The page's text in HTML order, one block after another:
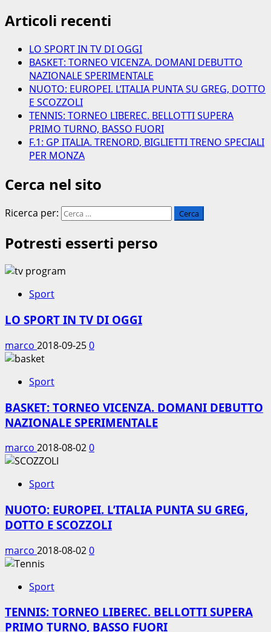
Articoli recenti
LO SPORT IN TV DI OGGI
BASKET: TORNEO VICENZA. DOMANI DEBUTTO
NAZIONALE SPERIMENTALE
NUOTO: EUROPEI. L’ITALIA PUNTA SU GREG, DOTTO
E SCOZZOLI
TENNIS: TORNEO LIBEREC. BELLOTTI SUPERA
PRIMO TURNO, BASSO FUORI
F.1: GP ITALIA. TRENORD, BIGLIETTI TRENO SPECIALI
PER MONZA
Cerca nel sito
Ricerca per:
Potresti esserti perso
Sport
LO SPORT IN TV DI OGGI
marco 2018-09-250
Sport
BASKET: TORNEO VICENZA. DOMANI DEBUTTO
NAZIONALE SPERIMENTALE
marco 2018-08-020
Sport
NUOTO: EUROPEI. L’ITALIA PUNTA SU GREG,
DOTTO E SCOZZOLI
marco 2018-08-020
Sport
TENNIS: TORNEO LIBEREC. BELLOTTI SUPERA
PRIMO TURNO, BASSO FUORI